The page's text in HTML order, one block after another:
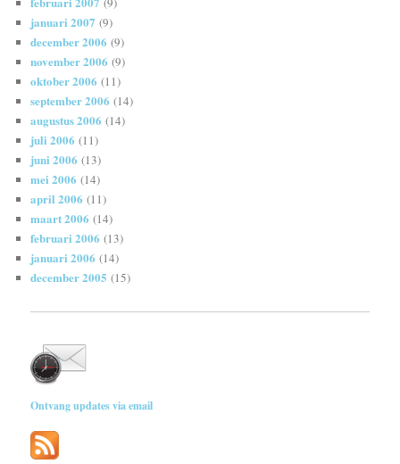
januari 2007 (9)
december 2006 (9)
november 2006 (9)
oktober 2006 (11)
september 2006 (14)
augustus 2006 (14)
juli 2006 (11)
juni 2006 (13)
mei 2006 (14)
april 2006 (11)
maart 2006 (14)
februari 2006 (13)
januari 2006 (14)
december 2005 (15)
Ontvang updates via email